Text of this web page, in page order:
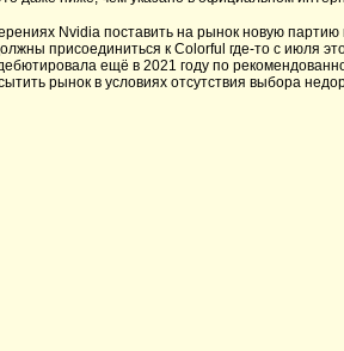
Nvidia поставить на рынок новую партию
присоединиться к Colorful где-то с июля
ещё в 2021 году по
рынок в условиях отсутствия выбора